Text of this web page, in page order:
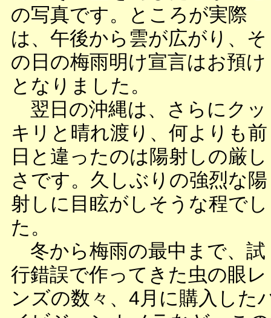
の写真です。ところが実際
は、午後から雲が広がり、そ
の日の梅雨明け宣言はお預け
となりました。
翌日の沖縄は、さらにクッ
キリと晴れ渡り、何よりも前
日と違ったのは陽射しの厳し
さです。久しぶりの強烈な陽
射しに目眩がしそうな程でし
た。
冬から梅雨の最中まで、試
行錯誤で作ってきた虫の眼レ
ンズの数々、4月に購入した